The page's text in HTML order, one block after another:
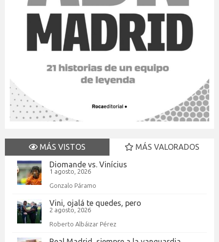
MÁS VISTOS
MÁS VALORADOS
Diomande vs. Vinícius
1 agosto, 2026
Gonzalo Páramo
Vini, ojalá te quedes, pero
2 agosto, 2026
Roberto Albáizar Pérez